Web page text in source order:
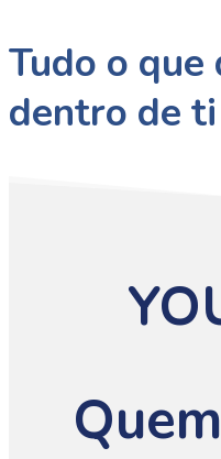
Tudo o que
dentro de ti